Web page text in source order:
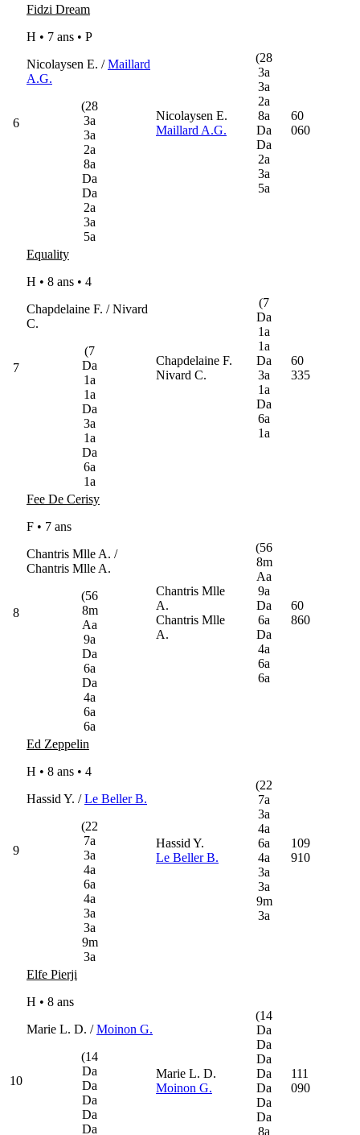
6
Fidzi Dream
H • 7 ans • P
Nicolaysen E. /Maillard
A.G.
(28
3a
3a
2a
8a
Da
Da
2a
3a
5a
Nicolaysen E.
Maillard A.G.
(28
3a
3a
2a
8a
Da
Da
2a
3a
5a
60
060
7
Equality
H • 8 ans • 4
Chapdelaine F. / Nivard
C.
(7
Da
1a
1a
Da
3a
1a
Da
6a
1a
Chapdelaine F.
Nivard C.
(7
Da
1a
1a
Da
3a
1a
Da
6a
1a
60
335
8
Fee De Cerisy
F • 7 ans
Chantris Mlle A. /
Chantris Mlle A.
(56
8m
Aa
9a
Da
6a
Da
4a
6a
6a
Chantris Mlle
A.
Chantris Mlle
A.
(56
8m
Aa
9a
Da
6a
Da
4a
6a
6a
60
860
9
Ed Zeppelin
H • 8 ans • 4
Hassid Y. /Le Beller B.
(22
7a
3a
4a
6a
4a
3a
3a
9m
3a
Hassid Y.
Le Beller B.
(22
7a
3a
4a
6a
4a
3a
3a
9m
3a
109
910
10
Elfe Pierji
H • 8 ans
Marie L. D. /Moinon G.
(14
Da
Da
Da
Da
Da
Marie L. D.
Moinon G.
(14
Da
Da
Da
Da
Da
Da
Da
8a
111
090